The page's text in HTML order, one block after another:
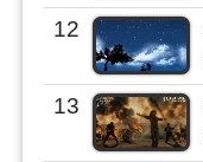
12
13